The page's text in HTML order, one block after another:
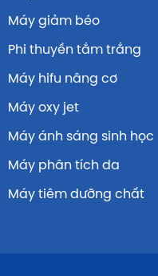
Máy giảm béo
Phi thuyền tắm trắng
Máy hifu nâng cơ
Máy oxy jet
Máy ánh sáng sinh học
Máy phân tích da
Máy tiêm dưỡng chất